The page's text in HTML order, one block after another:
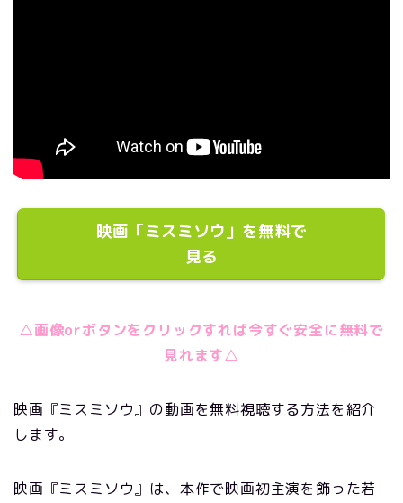
映画「ミスミソウ」を無料で
見る
△画像orボタンをクリックすれば今すぐ安全に無料で
見れます△
映画『ミスミソウ』の動画を無料視聴する方法を紹介
します。
映画『ミスミソウ』は、本作で映画初主演を飾った若